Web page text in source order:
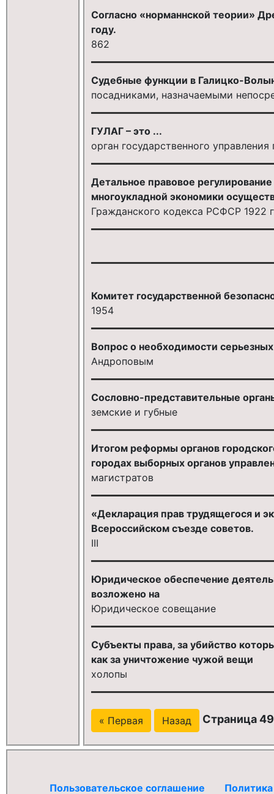
Согласно «норманнской теории»
году.
862
Судебные функции в Галицко-
посадниками, назначаемыми
ГУЛАГ – это ...
орган государственного
Детальное правовое
многоукладной экономики
Гражданского кодекса РСФСР 1922
Комитет государственной
1954
Вопрос о необходимости
Андроповым
Сословно-представительные
земские и губные
Итогом реформы органов
городах выборных органов
магистратов
«Декларация прав трудящегося и
Всероссийском съезде советов.
III
Юридическое обеспечение
возложено на
Юридическое совещание
Субъекты права, за убийство
как за уничтожение чужой вещи
холопы
« Первая Назад Страница
Пользовательское соглашение